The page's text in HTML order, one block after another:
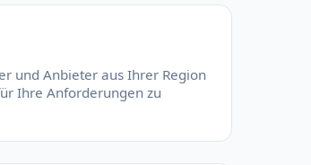
und Anbieter aus Ihrer Region
Ihre Anforderungen zu